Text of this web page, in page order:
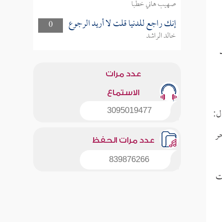
صهيب هاني خطبا
0
إنك راجع للدنيا قلت لا أريد الرجوع
خالد الراشد
عدد مرات
الاستماع
3095019477
عدد مرات الحفظ
839876266